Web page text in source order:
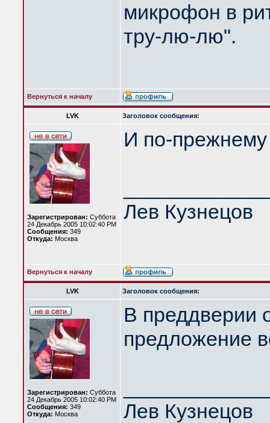
микрофон в
тру-лю-лю".
Вернуться к началу
LVK Заголовок сообщения:
Зарегистрирован: Суббота
24 Декабрь 2005 10:02:40 PM
Сообщения: 349
Откуда: Москва
И по-прежнему
Лев Кузнецов
Вернуться к началу
LVK Заголовок сообщения:
Зарегистрирован: Суббота
24 Декабрь 2005 10:02:40 PM
Сообщения: 349
Откуда: Москва
В преддверии
предложение
Лев Кузнецов